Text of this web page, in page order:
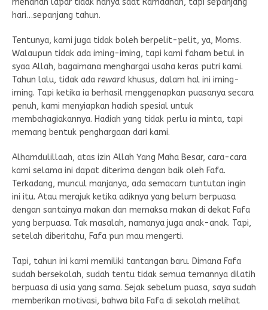
hari…sepanjang tahun.
Tentunya, kami juga tidak boleh berpelit-pelit, ya, Moms.
Walaupun tidak ada iming-iming, tapi kami faham betul in
syaa Allah, bagaimana menghargai usaha keras putri kami.
Tahun lalu, tidak ada reward khusus, dalam hal ini iming-
iming. Tapi ketika ia berhasil menggenapkan puasanya secara
penuh, kami menyiapkan hadiah spesial untuk
membahagiakannya. Hadiah yang tidak perlu ia minta, tapi
memang bentuk penghargaan dari kami.
Alhamdulillaah, atas izin Allah Yang Maha Besar, cara-cara
kami selama ini dapat diterima dengan baik oleh Fafa.
Terkadang, muncul manjanya, ada semacam tuntutan ingin
ini itu. Atau merajuk ketika adiknya yang belum berpuasa
dengan santainya makan dan memaksa makan di dekat Fafa
yang berpuasa. Tak masalah, namanya juga anak-anak. Tapi,
setelah diberitahu, Fafa pun mau mengerti.
Tapi, tahun ini kami memiliki tantangan baru. Dimana Fafa
sudah bersekolah, sudah tentu tidak semua temannya dilatih
berpuasa di usia yang sama. Sejak sebelum puasa, saya sudah
memberikan motivasi, bahwa bila Fafa di sekolah melihat